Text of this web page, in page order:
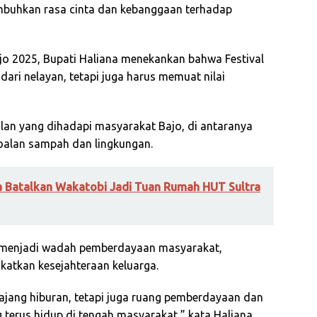
rasa cinta dan kebanggaan terhadap
2025, Bupati Haliana menekankan bahwa Festival
nelayan, tetapi juga harus memuat nilai
yang dihadapi masyarakat Bajo, di antaranya
sampah dan lingkungan.
Wakatobi Jadi Tuan Rumah HUT Sultra
wadah pemberdayaan masyarakat,
kesejahteraan keluarga.
hiburan, tetapi juga ruang pemberdayaan dan